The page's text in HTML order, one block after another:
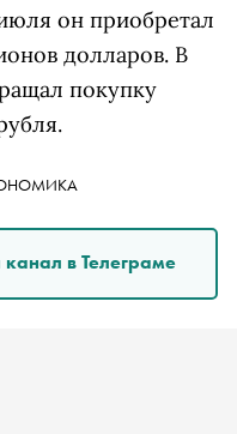
он приобретал
долларов. В
покупку
в Телеграме